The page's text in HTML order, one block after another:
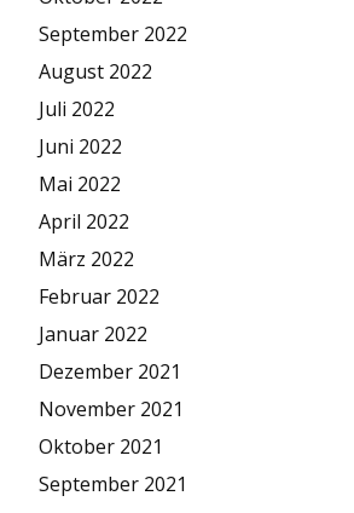
September 2022
August 2022
Juli 2022
Juni 2022
Mai 2022
April 2022
März 2022
Februar 2022
Januar 2022
Dezember 2021
November 2021
Oktober 2021
September 2021